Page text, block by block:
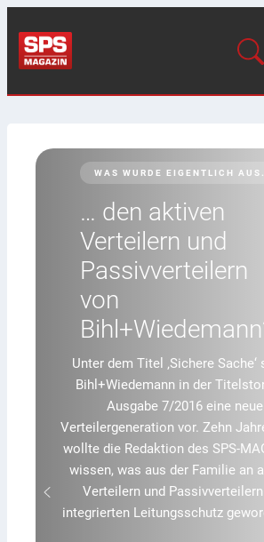
Virtuelle SPS: Reif
Lange galt die virtuelle SPS
Zukunftsvision. Inzwischen
Hersteller sie als produktionsreife
zur klassischen Hardware-
sind vor allem die Verschmelzung
OT, höhere Flexibilität sowie neue
und Sicherheitskonzepte.